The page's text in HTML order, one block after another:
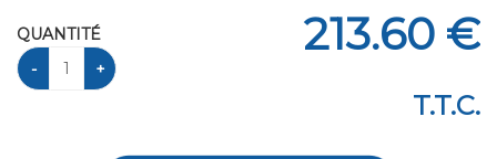
213.60 €
T.T.C.
QUANTITÉ